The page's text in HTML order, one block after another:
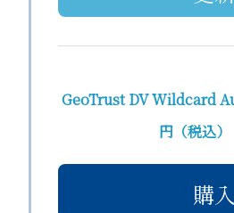
GeoTrust DV Wildcard
円（税込）
購入